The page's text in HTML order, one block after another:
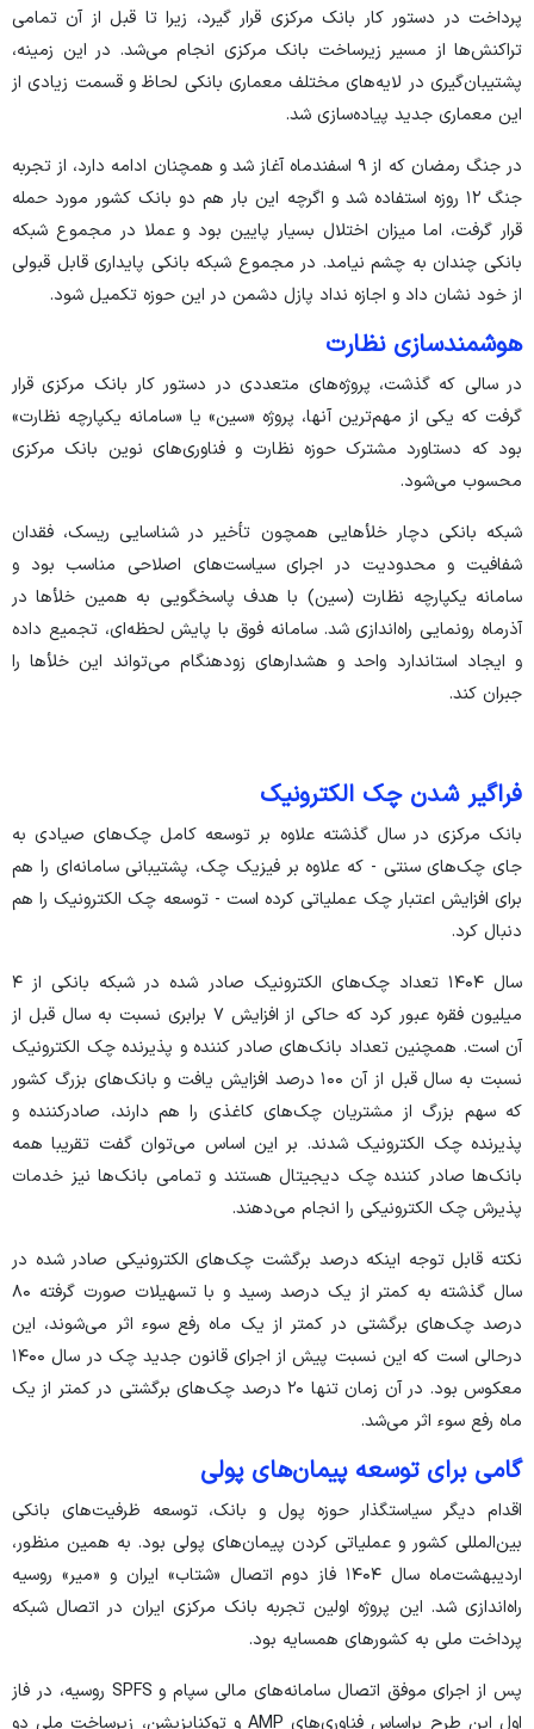
پرداخت در دستور کار بانک مرکزی قرار گیرد، زیرا تا قبل از آن تمامی
تراکنش‌ها از مسیر زیرساخت بانک مرکزی انجام می‌شد. در این زمینه،
پشتیبان‌گیری در لایه‌های مختلف معماری بانکی لحاظ و قسمت زیادی از
این معماری جدید پیاده‌سازی شد.
در جنگ رمضان که از ۹ اسفندماه آغاز شد و همچنان ادامه دارد، از تجربه
جنگ ۱۲ روزه استفاده شد و اگرچه این بار هم دو بانک کشور مورد حمله
قرار گرفت، اما میزان اختلال بسیار پایین بود و عملا در مجموع شبکه
بانکی چندان به چشم نیامد. در مجموع شبکه بانکی پایداری قابل قبولی
از خود نشان داد و اجازه نداد پازل دشمن در این حوزه تکمیل شود.
هوشمندسازی نظارت
در سالی که گذشت، پروژه‌های متعددی در دستور کار بانک مرکزی قرار
گرفت که یکی از مهم‌ترین آنها، پروژه «سین» یا «سامانه یکپارچه نظارت»
بود که دستاورد مشترک حوزه نظارت و فناوری‌های نوین بانک مرکزی
محسوب می‌شود.
شبکه بانکی دچار خلأ‌هایی همچون تأخیر در شناسایی ریسک، فقدان
شفافیت و محدودیت در اجرای سیاست‌های اصلاحی مناسب بود و
سامانه یکپارچه نظارت (سین) با هدف پاسخگویی به همین خلأ‌ها در
آذرماه رونمایی راه‌اندازی شد. سامانه فوق با پایش لحظه‌ای، تجمیع داده
و ایجاد استاندارد واحد و هشدار‌های زودهنگام می‌تواند این خلأ‌ها را
جبران کند.
فراگیر شدن چک الکترونیک
بانک مرکزی در سال گذشته علاوه بر توسعه کامل چک‌های صیادی به
جای چک‌های سنتی - که علاوه بر فیزیک چک، پشتیبانی سامانه‌ای را هم
برای افزایش اعتبار چک عملیاتی کرده است - توسعه چک الکترونیک را هم
دنبال کرد.
سال ۱۴۰۴ تعداد چک‌های الکترونیک صادر شده در شبکه بانکی از ۴
میلیون فقره عبور کرد که حاکی از افزایش ۷ برابری نسبت به سال قبل از
آن است. همچنین تعداد بانک‌های صادر کننده و پذیرنده چک الکترونیک
نسبت به سال قبل از آن ۱۰۰ درصد افزایش یافت و بانک‌های بزرگ کشور
که سهم بزرگ از مشتریان چک‌های کاغذی را هم دارند، صادرکننده و
پذیرنده چک الکترونیک شدند. بر این اساس می‌توان گفت تقریبا همه
بانک‌ها صادر کننده چک دیجیتال هستند و تمامی بانک‌ها نیز خدمات
پذیرش چک الکترونیکی را انجام می‌دهند.
نکته قابل توجه اینکه درصد برگشت چک‌های الکترونیکی صادر شده در
سال گذشته به کمتر از یک درصد رسید و با تسهیلات صورت گرفته ۸۰
درصد چک‌های برگشتی در کمتر از یک ماه رفع سوء اثر می‌شوند، این
درحالی است که این نسبت پیش از اجرای قانون جدید چک در سال ۱۴۰۰
معکوس بود. در آن زمان تنها ۲۰ درصد چک‌های برگشتی در کمتر از یک
ماه رفع سوء اثر می‌شد.
گامی برای توسعه پیمان‌های پولی
اقدام دیگر سیاستگذار حوزه پول و بانک، توسعه ظرفیت‌های بانکی
بین‌المللی کشور و عملیاتی کردن پیمان‌های پولی بود. به همین منظور،
اردیبهشت‌ماه سال ۱۴۰۴ فاز دوم اتصال «شتاب» ایران و «میر» روسیه
راه‌اندازی شد. این پروژه اولین تجربه بانک مرکزی ایران در اتصال شبکه
پرداخت ملی به کشور‌های همسایه بود.
پس از اجرای موفق اتصال سامانه‌های مالی سپام و SPFS روسیه، در فاز
اول این طرح براساس فناوری‌های AMP و توکنایزیشن، زیرساخت ملی دو